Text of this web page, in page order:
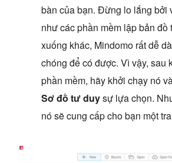
bàn của bạn. Đừng lo lắng bởi
như các phần mềm lập bản đồ
xuống khác, Mindomo rất dễ
chóng để có được. Vì vậy, sau
phần mềm, hãy khởi chạy nó
Sơ đồ tư duysự lựa chọn.
nó sẽ cung cấp cho bạn một